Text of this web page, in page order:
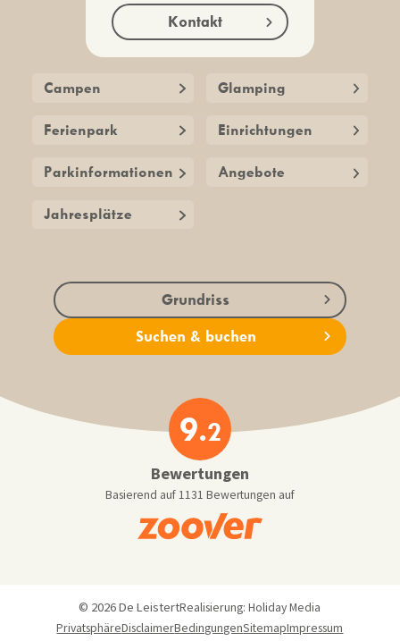
Campen Glamping
Ferienpark Einrichtungen
Parkinformationen Angebote
Jahresplätze
Grundriss
Suchen & buchen
Kontakt
9.2
Bewertungen
Basierend auf 1131 Bewertungen auf
© 2026 De LeistertRealisierung: Holiday Media
PrivatsphäreDisclaimerBedingungenSitemapImpressum